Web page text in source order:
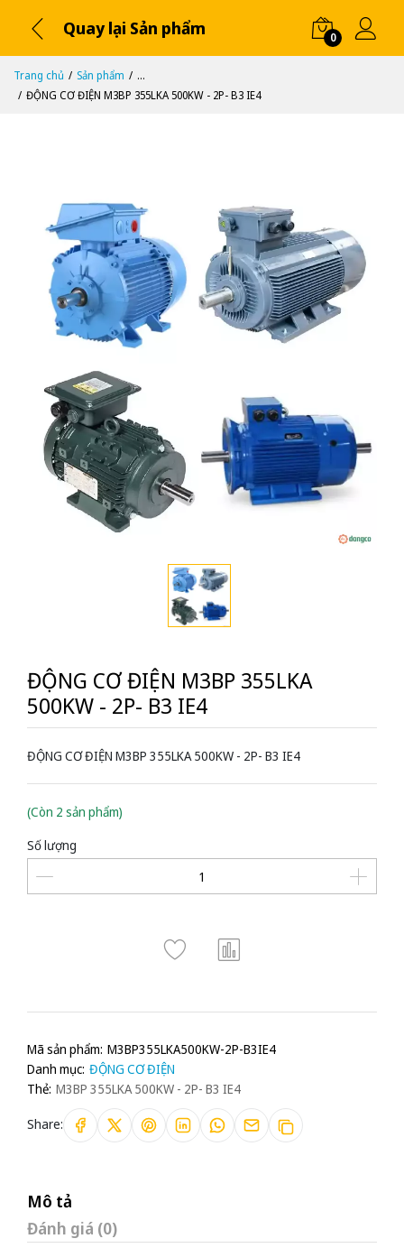
Quay lại Sản phẩm 0
Trang chủ Sản phẩm
...
ĐỘNG CƠ ĐIỆN M3BP 355LKA 500KW - 2P- B3 IE4
ĐỘNG CƠ ĐIỆN M3BP 355LKA
500KW - 2P- B3 IE4
ĐỘNG CƠ ĐIỆN M3BP 355LKA 500KW - 2P- B3 IE4
(Còn 2 sản phẩm)
Số lượng
Mã sản phẩm: M3BP355LKA500KW-2P-B3IE4
Danh mục: ĐỘNG CƠ ĐIỆN
Thẻ: M3BP 355LKA 500KW - 2P- B3 IE4
Share:
Mô tả
Đánh giá (0)